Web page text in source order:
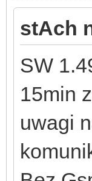
stAch
SW
15min
uwagi